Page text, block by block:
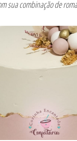
sua combinação de